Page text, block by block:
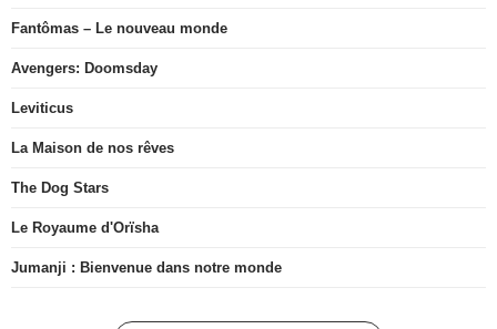
Fantômas – Le nouveau monde
Avengers: Doomsday
Leviticus
La Maison de nos rêves
The Dog Stars
Le Royaume d'Orïsha
Jumanji : Bienvenue dans notre monde